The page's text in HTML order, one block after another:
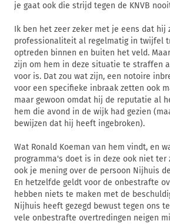
je gaat ook die strijd tegen de KNVB
Ik ben het zeer zeker met je eens dat hij
professionaliteit al regelmatig in twijfel
optreden binnen en buiten het veld.
zijn om hem in deze situatie te straffen
voor is. Dat zou wat zijn, een notoire
voor een specifieke inbraak zetten ook
maar gewoon omdat hij de reputatie al
hem die avond in de wijk had gezien
bewijzen dat hij heeft ingebroken).
Wat Ronald Koeman van hem vindt, en
programma's doet is in deze ook niet ter
ook je mening over de persoon Nijhuis
En hetzelfde geldt voor de onbestrafte
hebben niets te maken met de
Nijhuis heeft gezegd bewust tegen ons
vele onbestrafte overtredingen neigen